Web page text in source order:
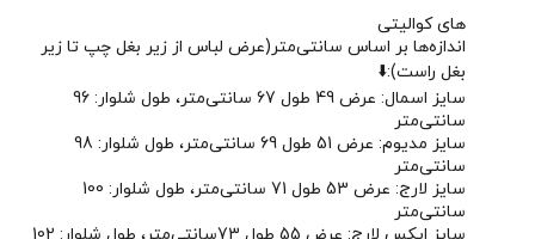
های کوالیتی
اندازه‌ها بر اساس سانتی‌متر(عرض لباس از زیر بغل چپ تا زیر
بغل راست):⬇️
سایز اسمال: عرض 49 طول 67 سانتی‌متر، طول شلوار: 96
سانتی‌متر
سایز مدیوم: عرض 51 طول 69 سانتی‌متر، طول شلوار: 98
سانتی‌متر
سایز لارج: عرض 53 طول 71 سانتی‌متر، طول شلوار: 100
سانتی‌متر